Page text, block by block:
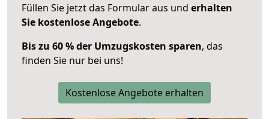
Füllen Sie jetzt das Formular aus und erhalten
Sie kostenlose Angebote.
Bis zu 60 % der Umzugskosten sparen, das
finden Sie nur bei uns!
Kostenlose Angebote erhalten